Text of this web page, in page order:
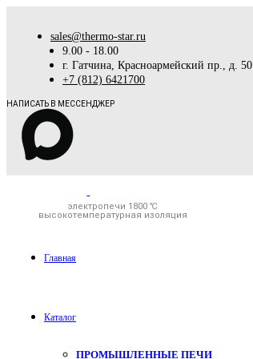
sales@thermo-star.ru
9.00 - 18.00
г. Гатчина, Красноармейский пр., д. 50
+7 (812) 6421700
НАПИСАТЬ В МЕССЕНДЖЕР
электропечи 1800 ℃
высокотемпературная изоляция
Главная
Каталог
ПРОМЫШЛЕННЫЕ ПЕЧИ